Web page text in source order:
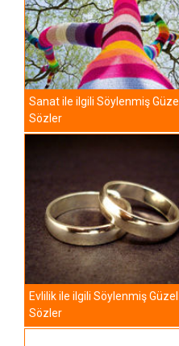
Sanat ile ilgili Söylenmiş Güzel
Sözler
Evlilik ile ilgili Söylenmiş Güzel
Sözler